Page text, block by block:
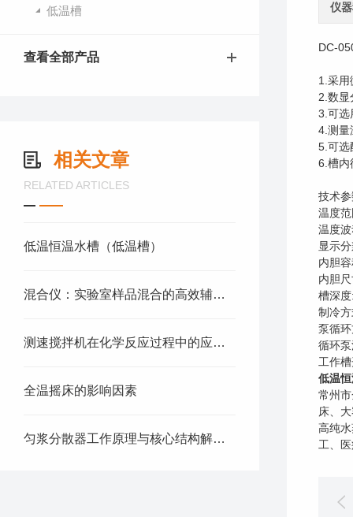
低温槽
查看全部产品
相关文章
RELATED ARTICLES
低温恒温水槽（低温槽）
混合仪：实验室样品混合的高效辅助设备
测速搅拌机在化学反应过程中的应用与效率提升
全温摇床的影响因素
匀浆分散器工作原理与核心结构解析：转子-定子系统的动力学优化
仪
DC-
1.采用
2.数
3.可选
4.测量
5.可选
6.槽内
技术
温度
温度
显示
内胆
内胆
槽深
制冷
泵循
循环
工作
低温
常州
床、
高纯
工、